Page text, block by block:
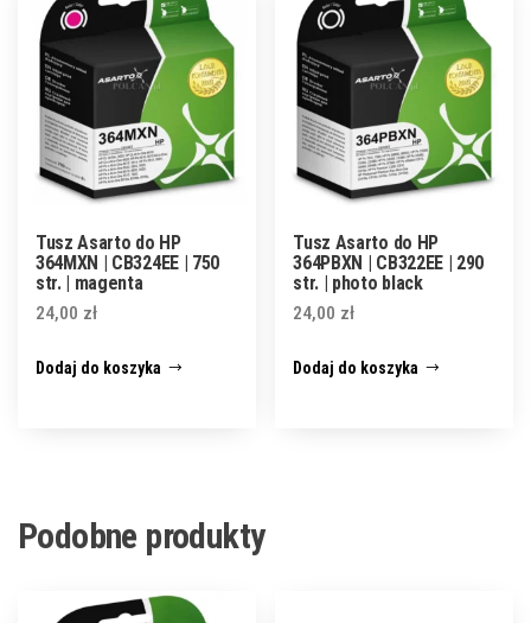
Tusz Asarto do HP
364MXN | CB324EE | 750
str. | magenta
24,00 zł
Dodaj do koszyka
Tusz Asarto do HP
364PBXN | CB322EE | 290
str. | photo black
24,00 zł
Dodaj do koszyka
Podobne produkty